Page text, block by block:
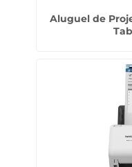
Aluguel de